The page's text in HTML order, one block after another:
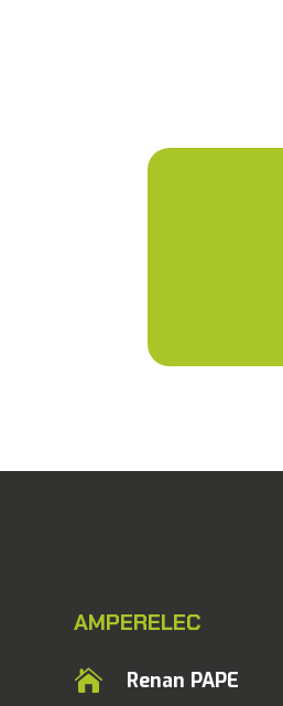
AMPERELEC
 Renan PAPE